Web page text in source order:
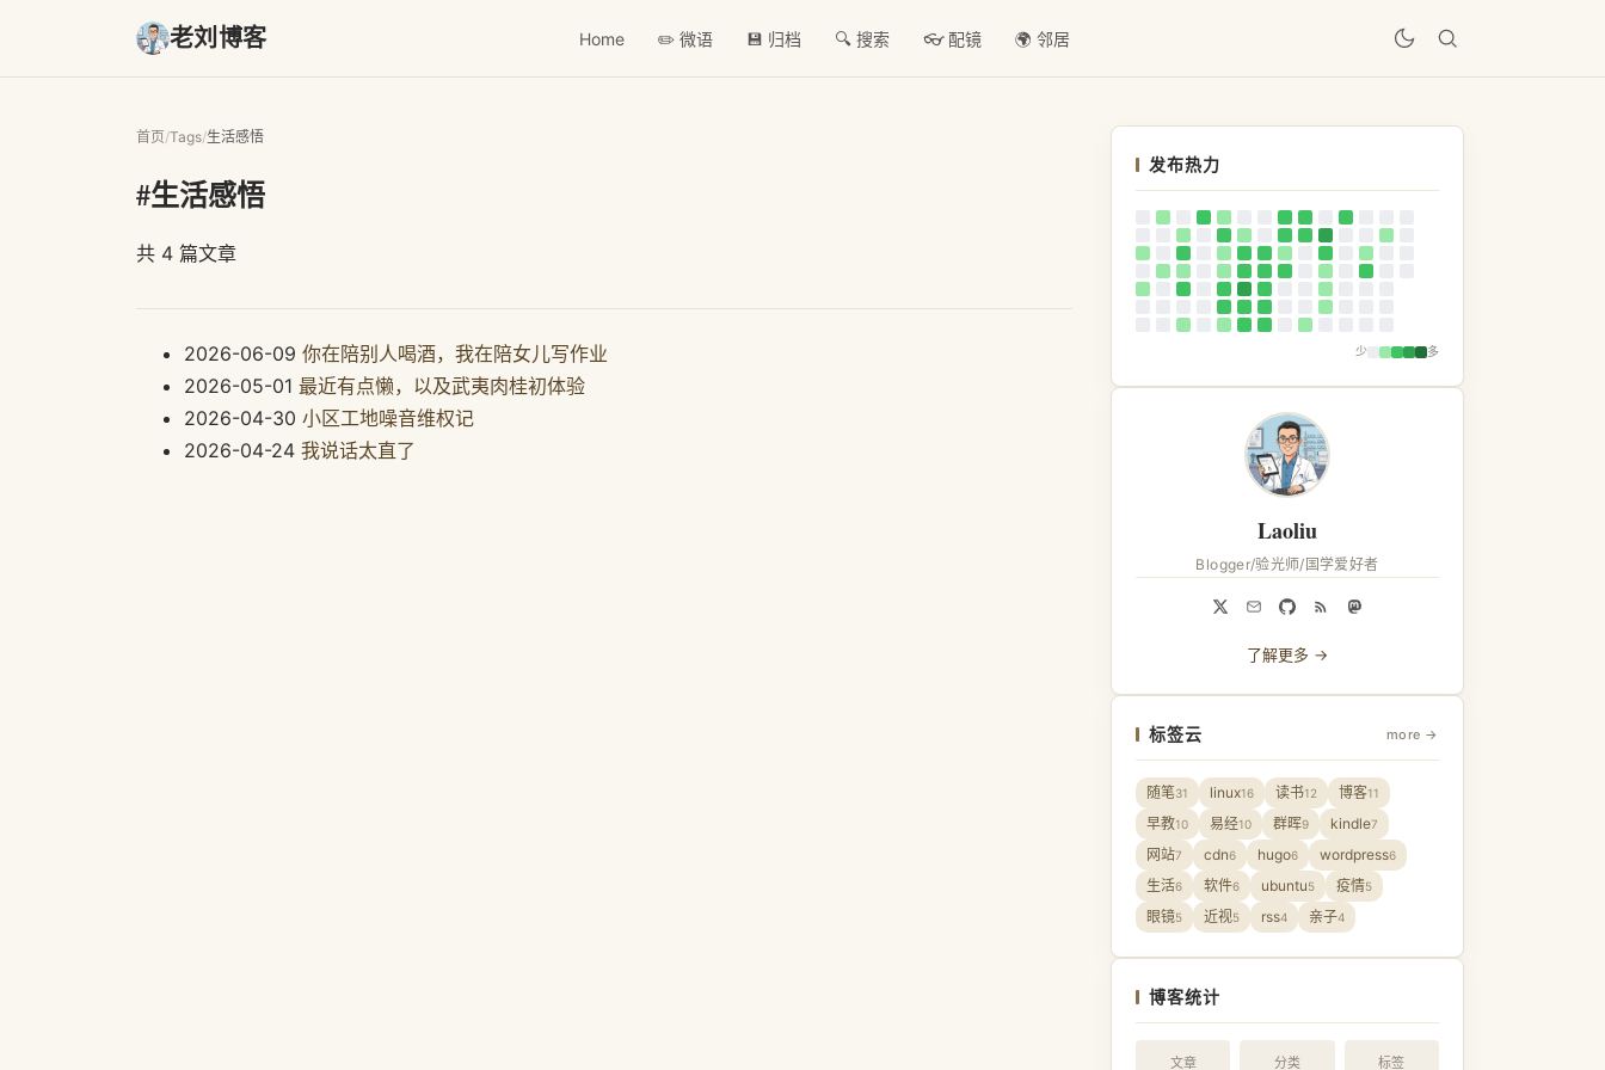
老刘博客 Home ✏️ 微语 💾 归档 🔍 搜索 👓 配镜 🌍 邻居
首页/Tags/生活感悟
#生活感悟
共 4 篇文章
2026-06-09 你在陪别人喝酒，我在陪女儿写作业
2026-05-01 最近有点懒，以及武夷肉桂初体验
2026-04-30 小区工地噪音维权记
2026-04-24 我说话太直了
发布热力
少 多
Laoliu
Blogger/验光师/国学爱好者
了解更多 →
标签云 more →
随笔31 linux16 读书12 博客11
早教10 易经10 群晖9 kindle7
网站7 cdn6 hugo6 wordpress6
生活6 软件6 ubuntu5 疫情5
眼镜5 近视5 rss4 亲子4
博客统计
文章 分类 标签